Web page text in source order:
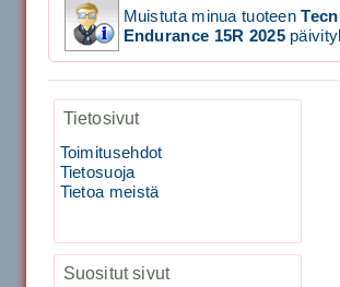
Signum S-7000 Jännityskone
40883 Harjasosa
29.00€
Vaihto harjasosa hie...
Muistuta minua tuoteen
Endurance 15R 2025
Tietosivut
Toimitusehdot
Tietosuoja
Tietoa meistä
Suositut sivut